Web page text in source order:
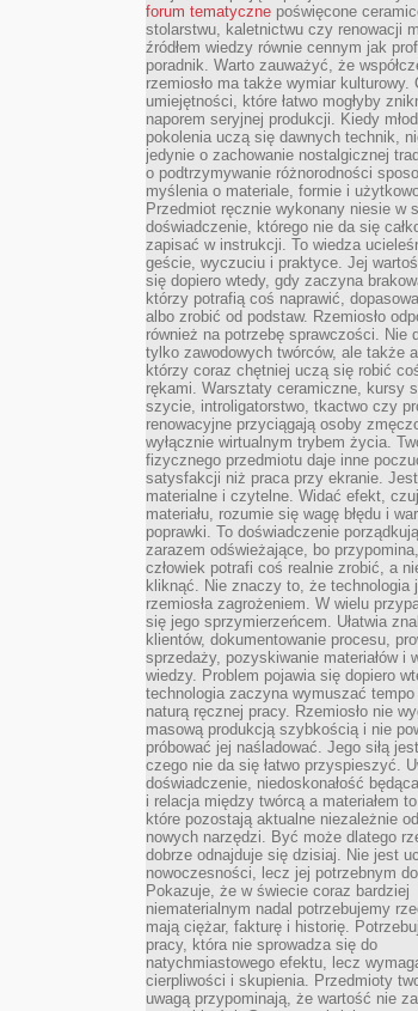
forum tematyczne poświęcone
stolarstwu, kaletnictwu czy renowacji
źródłem wiedzy równie cennym jak
poradnik. Warto zauważyć, że
rzemiosło ma także wymiar kulturowy.
umiejętności, które łatwo mogłyby
naporem seryjnej produkcji. Kiedy
pokolenia uczą się dawnych technik,
jedynie o zachowanie nostalgicznej
o podtrzymywanie różnorodności
myślenia o materiale, formie i
Przedmiot ręcznie wykonany niesie w
doświadczenie, którego nie da się
zapisać w instrukcji. To wiedza
geście, wyczuciu i praktyce. Jej
się dopiero wtedy, gdy zaczyna
którzy potrafią coś naprawić,
albo zrobić od podstaw. Rzemiosło
również na potrzebę sprawczości. Nie
tylko zawodowych twórców, ale także
którzy coraz chętniej uczą się robić
rękami. Warsztaty ceramiczne, kursy
szycie, introligatorstwo, tkactwo czy
renowacyjne przyciągają osoby
wyłącznie wirtualnym trybem życia.
fizycznego przedmiotu daje inne
satysfakcji niż praca przy ekranie.
materialne i czytelne. Widać efekt,
materiału, rozumie się wagę błędu i
poprawki. To doświadczenie
zarazem odświeżające, bo
człowiek potrafi coś realnie zrobić, a
kliknąć. Nie znaczy to, że technologia
rzemiosła zagrożeniem. W wielu
się jego sprzymierzeńcem. Ułatwia
klientów, dokumentowanie procesu,
sprzedaży, pozyskiwanie materiałów i
wiedzy. Problem pojawia się dopiero
technologia zaczyna wymuszać tempo
naturą ręcznej pracy. Rzemiosło nie
masową produkcją szybkością i nie
próbować jej naśladować. Jego siłą
czego nie da się łatwo przyspieszyć.
doświadczenie, niedoskonałość
i relacja między twórcą a materiałem
które pozostają aktualne niezależnie
nowych narzędzi. Być może dlatego
dobrze odnajduje się dzisiaj. Nie jest
nowoczesności, lecz jej potrzebnym
Pokazuje, że w świecie coraz bardziej
niematerialnym nadal potrzebujemy
mają ciężar, fakturę i historię.
pracy, która nie sprowadza się do
natychmiastowego efektu, lecz
cierpliwości i skupienia. Przedmioty
uwagą przypominają, że wartość nie